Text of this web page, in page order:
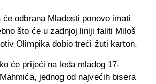
će odbrana Mladosti ponovo imati
što će u zadnjoj liniji faliti Miloš
Olimpika dobio treći žuti karton.
će prijeći na leđa mladog 17-
jednog od najvećih bisera